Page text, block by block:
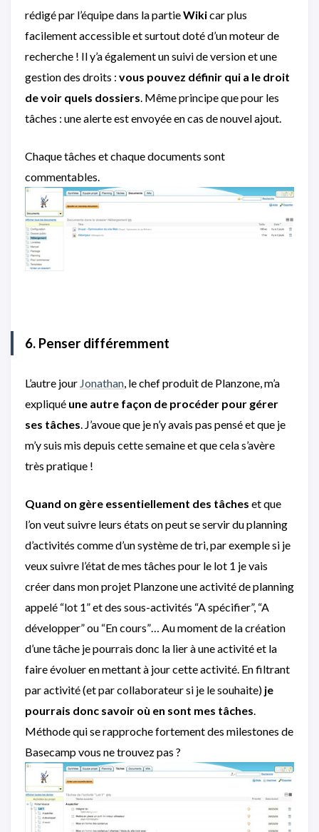
rédigé par l’équipe dans la partieWikicar plus
facilement accessible et surtout doté d’un moteur de
recherche ! Il y’a également un suivi de version et une
gestion des droits : vous pouvez définir qui a le droit
de voir quels dossiers . Même principe que pour les
tâches : une alerte est envoyée en cas de nouvel ajout.
Chaque tâches et chaque documents sont
commentables.
6. Penser différemment
L’autre jour Jonathan , le chef produit de Planzone, m’a
expliqué une autre façon de procéder pour gérer
ses tâches . J’avoue que je n’y avais pas pensé et que je
m’y suis mis depuis cette semaine et que cela s’avère
très pratique !
Quand on gère essentiellement des tâches et que
l’on veut suivre leurs états on peut se servir du planning
d’activités comme d’un système de tri, par exemple si je
veux suivre l’état de mes tâches pour le lot 1 je vais
créer dans mon projet Planzone une activité de planning
appelé “lot 1” et des sous-activités “A spécifier”, “A
développer” ou “En cours”… Au moment de la création
d’une tâche je pourrais donc la lier à une activité et la
faire évoluer en mettant à jour cette activité. En filtrant
par activité (et par collaborateur si je le souhaite) je
pourrais donc savoir où en sont mes tâches
Méthode qui se rapproche fortement des milestones de
Basecamp vous ne trouvez pas ?